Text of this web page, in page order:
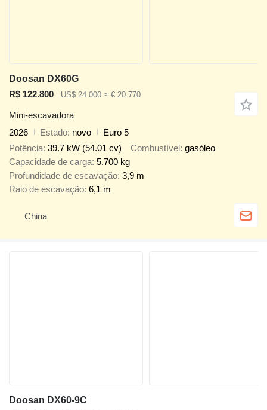
Doosan DX60G
R$ 122.800
US$ 24.000 ≈ € 20.770
Mini-escavadora
2026
Estado novo
Euro 5
Potência 39.7 kW (54.01 cv) Combustível gasóleo
Capacidade de carga 5.700 kg
Profundidade de escavação 3,9 m
Raio de escavação 6,1 m
China
Doosan DX60-9C